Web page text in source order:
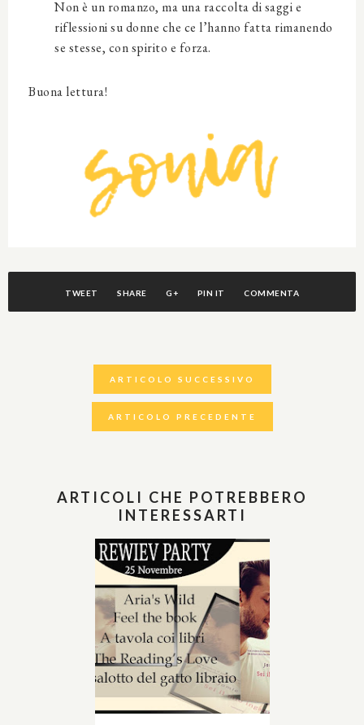
Non è un romanzo, ma una raccolta di saggi e
riflessioni su donne che ce l’hanno fatta rimanendo
se stesse, con spirito e forza.
Buona lettura!
TWEET SHARE G+ PIN IT COMMENTA
ARTICOLO SUCCESSIVO
ARTICOLO PRECEDENTE
ARTICOLI CHE POTREBBERO
INTERESSARTI